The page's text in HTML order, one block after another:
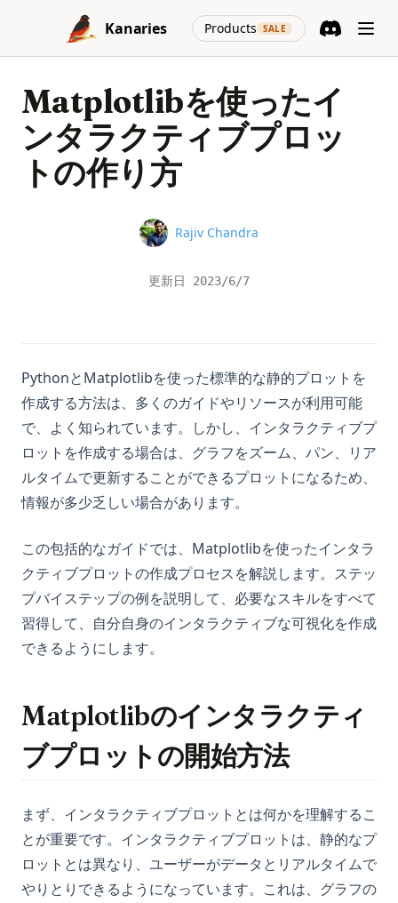
Skip to content
Kanaries
Products SALE
(opens in a
Matplotlibを使ったイ
ンタラクティブプロッ
トの作り方
Name
Rajiv Chandra
更新日 2023/6/7
PythonとMatplotlibを使った標準的な静的プロットを
作成する方法は、多くのガイドやリソースが利用可能
で、よく知られています。しかし、インタラクティブプ
ロットを作成する場合は、グラフをズーム、パン、リア
ルタイムで更新することができるプロットになるため、
情報が多少乏しい場合があります。
この包括的なガイドでは、Matplotlibを使ったインタラ
クティブプロットの作成プロセスを解説します。ステッ
プバイステップの例を説明して、必要なスキルをすべて
習得して、自分自身のインタラクティブな可視化を作成
できるようにします。
Matplotlibのインタラクティ
ブプロットの開始方法
まず、インタラクティブプロットとは何かを理解するこ
とが重要です。インタラクティブプロットは、静的なプ
ロットとは異なり、ユーザーがデータとリアルタイムで
やりとりできるようになっています。これは、グラフの